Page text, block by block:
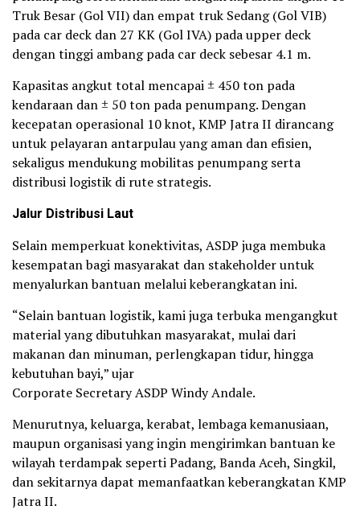
Truk Besar (Gol VII) dan empat truk Sedang (Gol VIB)
pada car deck dan 27 KK (Gol IVA) pada upper deck
dengan tinggi ambang pada car deck sebesar 4.1 m.
Kapasitas angkut total mencapai ± 450 ton pada
kendaraan dan ± 50 ton pada penumpang. Dengan
kecepatan operasional 10 knot, KMP Jatra II dirancang
untuk pelayaran antarpulau yang aman dan efisien,
sekaligus mendukung mobilitas penumpang serta
distribusi logistik di rute strategis.
Jalur Distribusi Laut
Selain memperkuat konektivitas, ASDP juga membuka
kesempatan bagi masyarakat dan stakeholder untuk
menyalurkan bantuan melalui keberangkatan ini.
“Selain bantuan logistik, kami juga terbuka mengangkut
material yang dibutuhkan masyarakat, mulai dari
makanan dan minuman, perlengkapan tidur, hingga
kebutuhan bayi,” ujar
Corporate Secretary ASDP Windy Andale.
Menurutnya, keluarga, kerabat, lembaga kemanusiaan,
maupun organisasi yang ingin mengirimkan bantuan ke
wilayah terdampak seperti Padang, Banda Aceh, Singkil,
dan sekitarnya dapat memanfaatkan keberangkatan KMP
Jatra II.